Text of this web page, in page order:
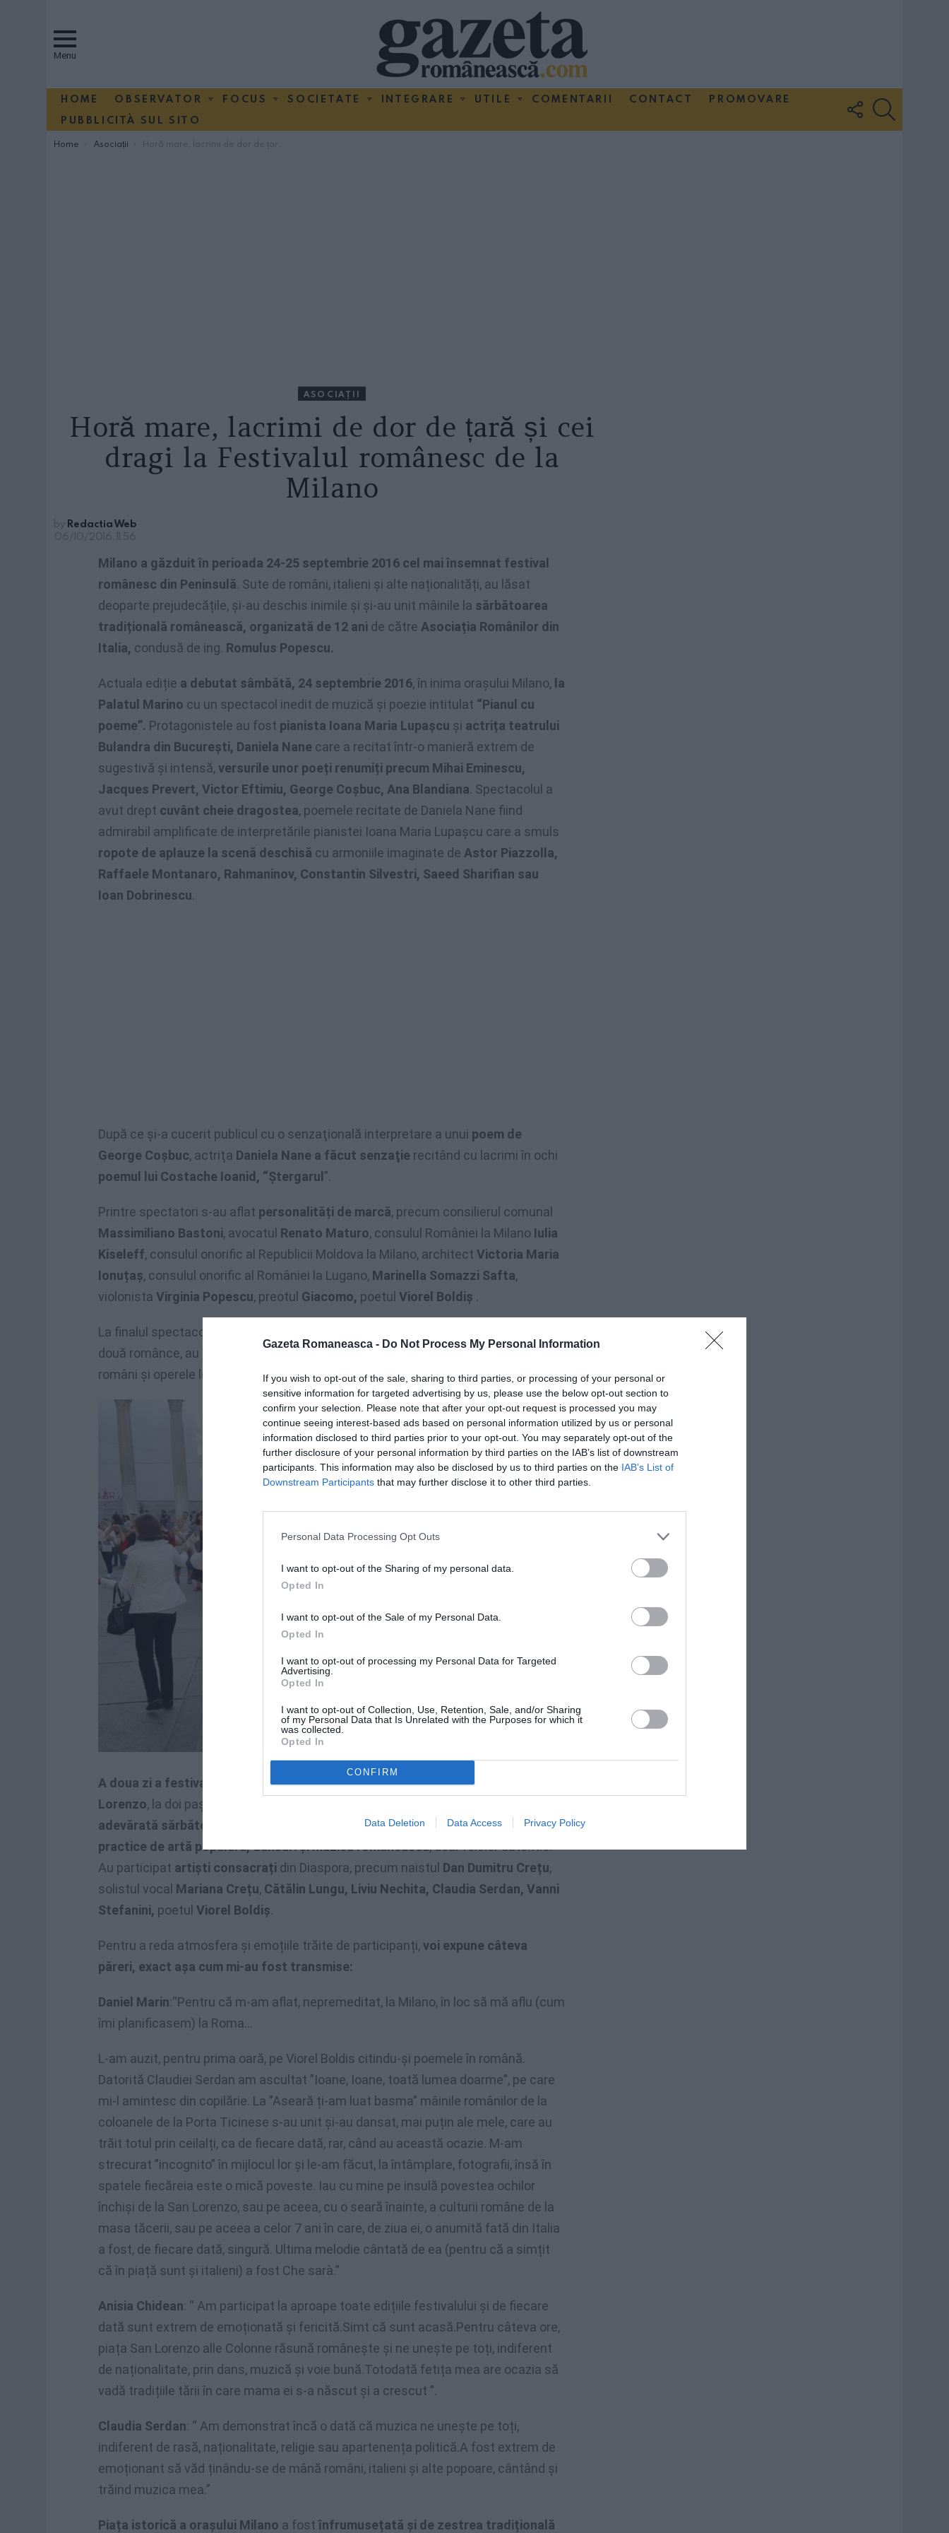
Gazeta Romaneasca - Do Not Process My Personal Information
If you wish to opt-out of the sale, sharing to third parties, or processing of your personal or
sensitive information for targeted advertising by us, please use the below opt-out section to
confirm your selection. Please note that after your opt-out request is processed you may
continue seeing interest-based ads based on personal information utilized by us or personal
information disclosed to third parties prior to your opt-out. You may separately opt-out of the
further disclosure of your personal information by third parties on the IAB’s list of downstream
participants. This information may also be disclosed by us to third parties on the IAB’s List of
Downstream Participants that may further disclose it to other third parties.
Personal Data Processing Opt Outs
I want to opt-out of the Sharing of my personal data.
Opted In
I want to opt-out of the Sale of my Personal Data.
Opted In
I want to opt-out of processing my Personal Data for Targeted
Advertising.
Opted In
I want to opt-out of Collection, Use, Retention, Sale, and/or Sharing
of my Personal Data that Is Unrelated with the Purposes for which it
was collected.
Opted In
CONFIRM
Data Deletion Data Access Privacy Policy
Menu
HOME OBSERVATOR FOCUS SOCIETATE INTEGRARE UTILE COMENTARII CONTACT
PROMOVARE
PUBBLICITÀ SUL SITO
FOLLOW
US
You are here:
Home Asociaţii Horă mare, lacrimi de dor de țară și cei dragi la Festivalul românesc de la Milano
ASOCIAŢII
Horă mare, lacrimi de dor de țară și cei
dragi la Festivalul românesc de la
Milano
by Redactia Web
06/10/2016, 11:56
Milano a găzduit în perioada 24-25 septembrie 2016 cel mai însemnat festival
românesc din Peninsulă. Sute de români, italieni și alte naționalități, au lăsat
deoparte prejudecățile, și-au deschis inimile și și-au unit mâinile la sărbătoarea
tradițională românească, organizată de 12 ani de către Asociația Românilor din
Italia, condusă de ing. Romulus Popescu.
Actuala ediție a debutat sâmbătă, 24 septembrie 2016, în inima orașului Milano, la
Palatul Marino cu un spectacol inedit de muzică și poezie intitulat “Pianul cu
poeme”. Protagonistele au fost pianista Ioana Maria Lupașcu și actrița teatrului
Bulandra din București, Daniela Nane care a recitat într-o manieră extrem de
sugestivă și intensă,versurile unor poeți renumiți precum Mihai Eminescu,
Jacques Prevert, Victor Eftimiu, George Coşbuc, Ana Blandiana. Spectacolul a
avut drept cuvânt cheie dragostea, poemele recitate de Daniela Nane fiind
admirabil amplificate de interpretările pianistei Ioana Maria Lupașcu care a smuls
ropote de aplauze la scenă deschisă cu armoniile imaginate de Astor Piazzolla,
Raffaele Montanaro, Rahmaninov, Constantin Silvestri, Saeed Sharifian sau
Ioan Dobrinescu.
După ce şi-a cucerit publicul cu o senzaţională interpretare a unui poem de
George Coşbuc, actriţa Daniela Nane a făcut senzaţie recitând cu lacrimi în ochi
poemul lui Costache Ioanid, “Ştergarul ”.
Printre spectatori s-au aflat personalități de marcă, precum consilierul comunal
Massimiliano Bastoni, avocatul Renato Maturo, consulul României la Milano Iulia
Kiseleff, consulul onorific al Republicii Moldova la Milano, architect Victoria Maria
Ionuțaș, consulul onorific al României la Lugano, Marinella Somazzi Safta,
violonista Virginia Popescu, preotul Giacomo, poetul Viorel Boldiș .
La finalul spectacolului câțiva
două românce, au cerut organizatorilor
despre poeții
români și operele lor.
A doua zi a festivalului s-a desfășurat ca de fiecare dată,în Piața Colonne di San
Lorenzo, la doi pași de Biserica ortodoxă din via De Amicis. Aici a avut loc
adevărată sărbătoare tradițională, cu expoziție de meșteșuguri, demonstrații
practice de artă populară, dansuri și muzică românească, doar folclor autentic.
Au participat artiști consacrați din Diaspora, precum naistul Dan Dumitru Crețu,
solistul vocal Mariana Crețu, Cătălin Lungu, Liviu Nechita, Claudia Serdan, Vanni
Stefanini, poetul Viorel Boldiș.
Pentru a reda atmosfera și emoțiile trăite de participanți,voi expune câteva
păreri, exact așa cum mi-au fost transmise:
Daniel Marin:“Pentru că m-am aflat, nepremeditat, la Milano, în loc să mă aflu (cum
îmi planificasem) la Roma…
L-am auzit, pentru prima oară, pe Viorel Boldis citindu-și poemele în română.
Datorită Claudiei Serdan am ascultat ”Ioane, Ioane, toată lumea doarme”, pe care
mi-l amintesc din copilărie. La ”Aseară ți-am luat basma” mâinile românilor de la
coloanele de la Porta Ticinese s-au unit și-au dansat, mai puțin ale mele, care au
trăit totul prin ceilalți, ca de fiecare dată, rar, când au această ocazie. M-am
strecurat ”incognito” în mijlocul lor și le-am făcut, la întâmplare, fotografii, însă în
spatele fiecăreia este o mică poveste. Iau cu mine pe insulă povestea ochilor
închiși de la San Lorenzo, sau pe aceea, cu o seară înainte, a culturii române de la
masa tăcerii, sau pe aceea a celor 7 ani în care, de ziua ei, o anumită fată din Italia
a fost, de fiecare dată, singură. Ultima melodie cântată de ea (pentru că a simțit
că în piață sunt și italieni) a fost Che sarà.”
Anisia Chidean: “ Am participat la aproape toate edițiile festivalului și de fiecare
dată sunt extrem de emoționată și fericită.Simt că sunt acasă.Pentru câteva ore,
piața San Lorenzo alle Colonne răsună românește și ne unește pe toți, indiferent
de naționalitate, prin dans, muzică și voie bună.Totodată fetița mea are ocazia să
vadă tradițiile tării în care mama ei s-a născut și a crescut ”.
Claudia Serdan: “ Am demonstrat încă o dată că muzica ne unește pe toți,
indiferent de rasă, naționalitate, religie sau apartenența politică.A fost extrem de
emoționant să văd ținându-se de mână români, italieni și alte popoare, cântând și
trăind muzica mea.”
Piața istorică a orașului Milano a fost înfrumusețată și de zestrea tradițională